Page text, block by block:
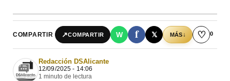
COMPARTIR ↗COMPARTIR W f 𝕏 MÁS↓ ♡ 0
Redacción DSAlicante
12/09/2025 - 14:06
1 minuto de lectura